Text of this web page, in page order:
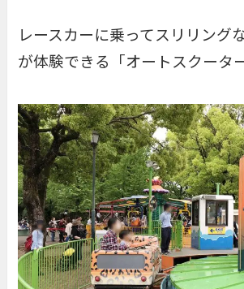
レースカーに乗ってスリリング
が体験できる「オートスクータ